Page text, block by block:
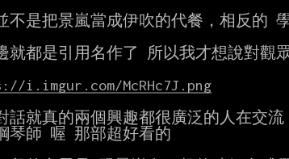
不是把景嵐當成伊吹的代餐，相反的
就都是引用名作了 所以我才想說對觀
i.imgur.com/McRHc7J.png
話就真的兩個興趣都很廣泛的人在交
琴師 喔 那部超好看的